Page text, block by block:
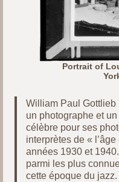
Portrait of
William Paul Gottlieb
un photographe et
célèbre pour ses
interprètes de «
années 1930 et
parmi les plus
cette époque du jazz.